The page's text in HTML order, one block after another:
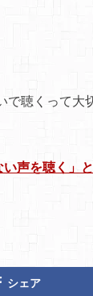
聴くって大
声を聴く」
シェア